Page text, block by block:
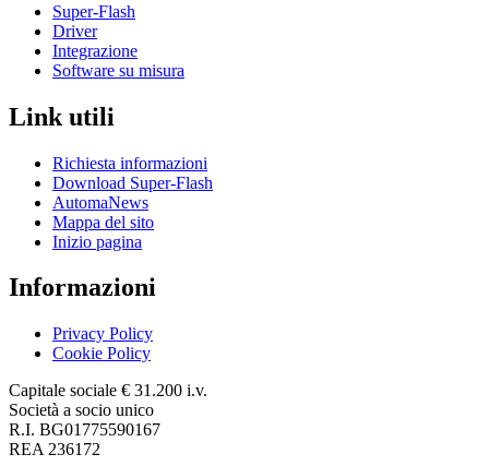
Super-Flash
Driver
Integrazione
Software su misura
Link utili
Richiesta informazioni
Download Super-Flash
AutomaNews
Mappa del sito
Inizio pagina
Informazioni
Privacy Policy
Cookie Policy
Capitale sociale € 31.200 i.v.
Società a socio unico
R.I. BG01775590167
REA 236172